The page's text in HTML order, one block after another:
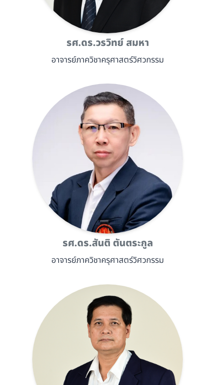
รศ.ดร.วรวิทย์ สมหา
อาจารย์ภาควิชาครุศาสตร์วิศวกรรม
รศ.ดร.สันติ ตันตระกูล
อาจารย์ภาควิชาครุศาสตร์วิศวกรรม